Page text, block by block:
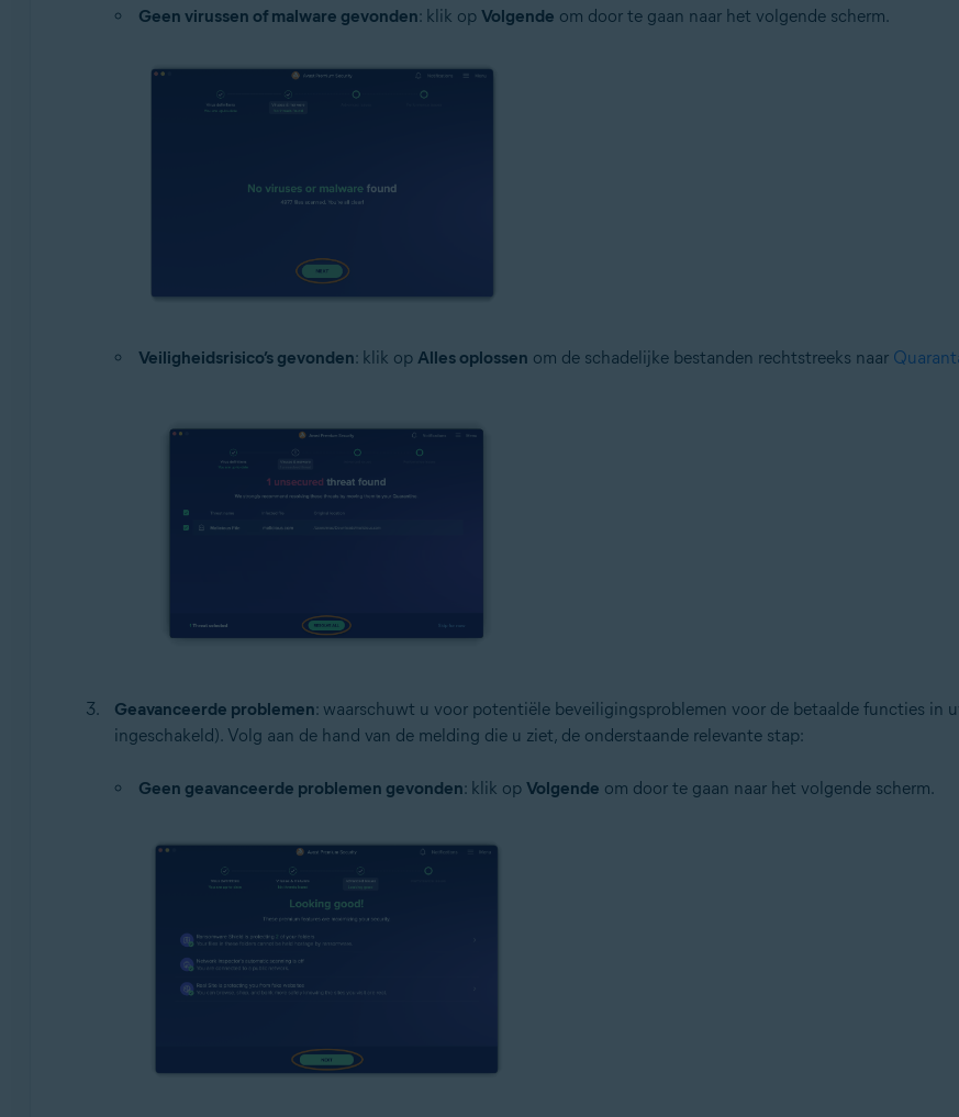
Geen virussen of malware gevonden: klik op Volgende om door te gaan naar het volgende scherm.
Veiligheidsrisico’s gevonden: klik op Alles oplossen om de schadelijke bestanden rechtstreeks naar
Geavanceerde problemen: waarschuwt u voor potentiële beveiligingsproblemen voor de betaalde functies in
ingeschakeld). Volg aan de hand van de melding die u ziet, de onderstaande relevante stap:
Geen geavanceerde problemen gevonden: klik op Volgende om door te gaan naar het volgende scherm.